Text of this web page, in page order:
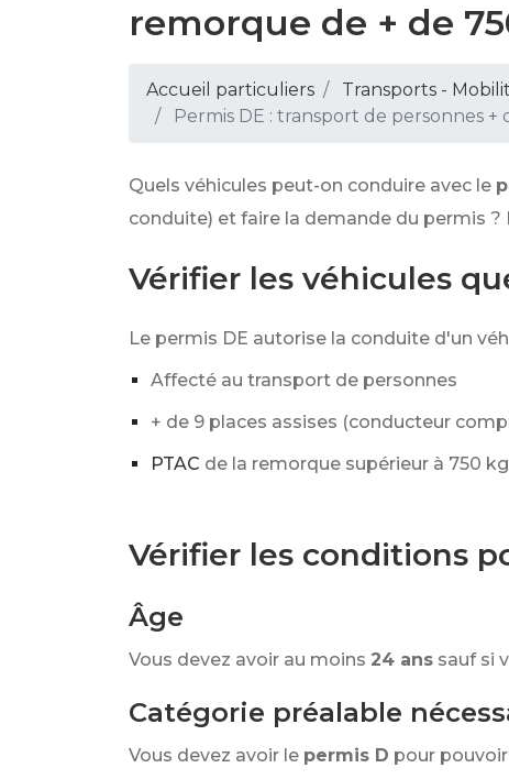
remorque de + de
Accueil particuliers Transports -
Permis DE : transport de personnes
Quels véhicules peut-on conduire avec le
conduite) et faire la demande du permis
Vérifier les véhicules
Le permis DE autorise la conduite d'un
Affecté au transport de personnes
+ de 9 places assises (conducteur
PTAC de la remorque supérieur à 750 kg
Vérifier les conditions
Âge
Vous devez avoir au moins 24 ans sauf si
Catégorie préalable
Vous devez avoir le permis D pour